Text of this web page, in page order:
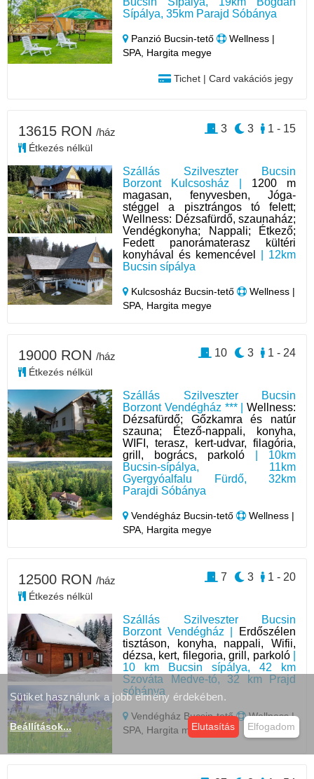
Sípálya, 35km Parajd Sóbánya
Panzió Bucsin-tető
Wellness |
SPA, Hargita megye
Tichet | Card vakációs jegy
Szállás Szilveszter Bucsin
Borzont Kulcsosház | 1200 m
magasan, fenyvesben, Jóga-
stéggel a pisztrángos tó felett;
Wellness: Dézsafürdő, szaunaház;
Vendégkonyha; Nappali; Étkező;
Fedett panorámaterasz kültéri
konyhával és kemencével
| 12km
Bucsin sípálya
Kulcsosház Bucsin-tető
Wellness |
SPA, Hargita megye
13615 RON /ház
Étkezés nélkül
1 - 15
3
3
Szállás Szilveszter Bucsin
Borzont Vendégház *** | Wellness:
Dézsafürdő; Gőzkamra és natúr
szauna; Étező-nappali, konyha,
WIFI, terasz, kert-udvar, filagória,
grill, bogrács, parkoló | 10km
Bucsin-sípálya, 11km
Gyergyóalfalu Fürdő, 32km
Parajdi Sóbánya
Vendégház Bucsin-tető
Wellness |
SPA, Hargita megye
19000 RON /ház
Étkezés nélkül
1 - 24
3
10
Szállás Szilveszter Bucsin
Borzont Vendégház |
Erdőszélen
tisztáson, konyha, nappali, Wifii,
dézsa, kert, filegoria, grill, parkoló|
10 km Bucsin sípálya, 42 km
Szováta Medve-tó, 32 km Prajd
sóbánya
Vendégház Bucsin-tető
Wellness |
SPA, Hargita megye
12500 RON /ház
Étkezés nélkül
1 - 20
3
7
Sütiket használunk a jobb élmény érdekében.
Beállítások... Elutasítás Elfogadom